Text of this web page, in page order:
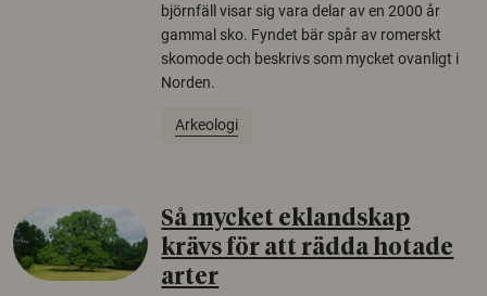
björnfäll visar sig vara delar av en 2000 år
gammal sko. Fyndet bär spår av romerskt
skomode och beskrivs som mycket ovanligt i
Norden.
Arkeologi
Så mycket eklandskap
krävs för att rädda hotade
arter